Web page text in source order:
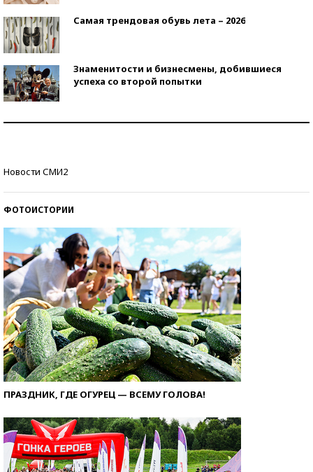
Самая трендовая обувь лета – 2026
Знаменитости и бизнесмены, добившиеся
успеха со второй попытки
Новости СМИ2
ФОТОИСТОРИИ
ПРАЗДНИК, ГДЕ ОГУРЕЦ — ВСЕМУ ГОЛОВА!